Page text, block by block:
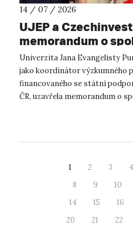
14 / 07 / 2026
UJEP a
memorandum o
podnikatelském
výzkum CESMOD
Univerzita Jana Evangelisty
jako koordinátor výzkumného
financovaného se státní
ČR, uzavřela memorandum o
1 2 3 4
8
9 10
14
15 16
20
21 22